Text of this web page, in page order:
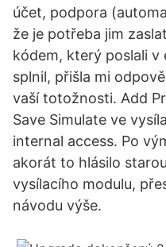
účet, podpora
že je potřeba jim
kódem, který poslali v
splnil, přišla mi
vaší totožnosti. Add
Save Simulate ve
internal access. Po
akorát to hlásilo
vysílacího modulu,
návodu výše.